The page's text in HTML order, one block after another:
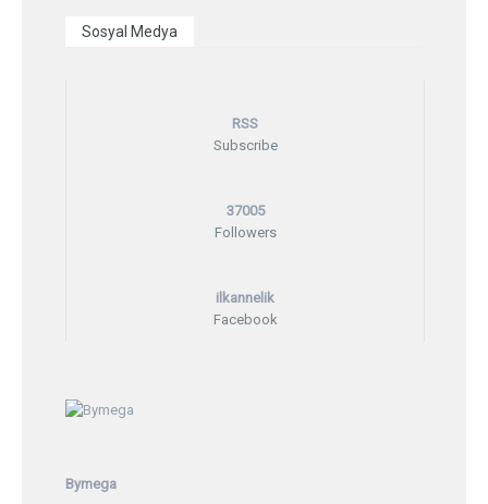
Sosyal Medya
RSS
Subscribe
37005
Followers
ilkannelik
Facebook
Bymega